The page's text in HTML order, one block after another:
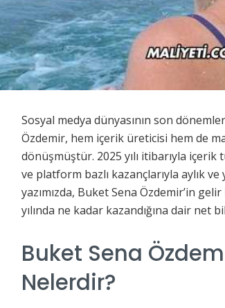
Sosyal medya dünyasının son
Özdemir, hem içerik üreticisi hem de
dönüşmüştür. 2025 yılı itibarıyla
ve platform bazlı kazançlarıyla aylık
yazımızda, Buket Sena Özdemir’in
yılında ne kadar kazandığına dair net
Buket Sena
Nelerdir?